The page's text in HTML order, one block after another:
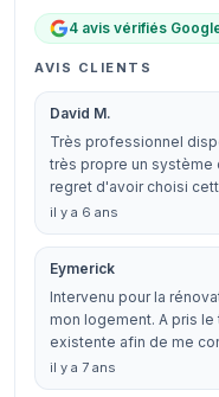
4 avis vérifiés
AVIS CLIENTS
David M.
Très professionnel
très propre un système
regret d'avoir choisi
il y a 6 ans
Eymerick
Intervenu pour la
mon logement. A pris
existente afin de me
il y a 7 ans